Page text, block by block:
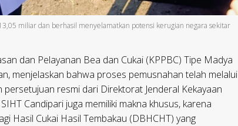
miliar dan berhasil menyelamatkan potensi kerugian negara sekitar
dan Pelayanan Bea dan Cukai (KPPBC) Tipe Madya
menjelaskan bahwa proses pemusnahan telah melalui
resmi dari Direktorat Jenderal Kekayaan
Candipari juga memiliki makna khusus, karena
Hasil Cukai Hasil Tembakau (DBHCHT) yang